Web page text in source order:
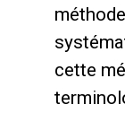
cette